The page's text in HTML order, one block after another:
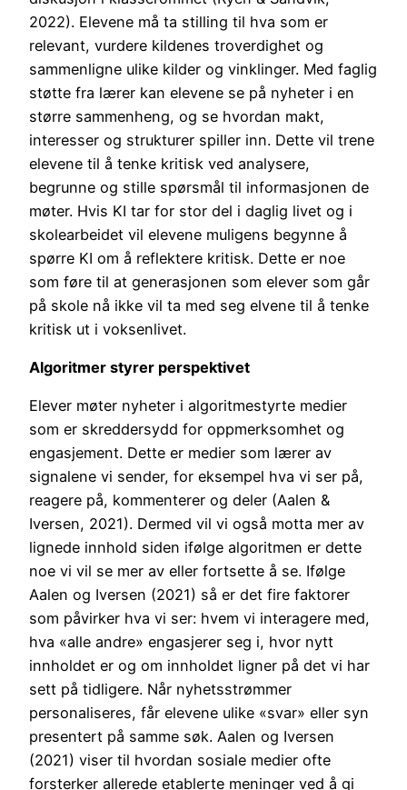
2022). Elevene må ta stilling til hva som er
relevant, vurdere kildenes troverdighet og
sammenligne ulike kilder og vinklinger. Med faglig
støtte fra lærer kan elevene se på nyheter i en
større sammenheng, og se hvordan makt,
interesser og strukturer spiller inn. Dette vil trene
elevene til å tenke kritisk ved analysere,
begrunne og stille spørsmål til informasjonen de
møter. Hvis KI tar for stor del i daglig livet og i
skolearbeidet vil elevene muligens begynne å
spørre KI om å reflektere kritisk. Dette er noe
som føre til at generasjonen som elever som går
på skole nå ikke vil ta med seg elvene til å tenke
kritisk ut i voksenlivet.
Algoritmer styrer perspektivet
Elever møter nyheter i algoritmestyrte medier
som er skreddersydd for oppmerksomhet og
engasjement. Dette er medier som lærer av
signalene vi sender, for eksempel hva vi ser på,
reagere på, kommenterer og deler (Aalen &
Iversen, 2021). Dermed vil vi også motta mer av
lignede innhold siden ifølge algoritmen er dette
noe vi vil se mer av eller fortsette å se. Ifølge
Aalen og Iversen (2021) så er det fire faktorer
som påvirker hva vi ser: hvem vi interagere med,
hva «alle andre» engasjerer seg i, hvor nytt
innholdet er og om innholdet ligner på det vi har
sett på tidligere. Når nyhetsstrømmer
personaliseres, får elevene ulike «svar» eller syn
presentert på samme søk. Aalen og Iversen
(2021) viser til hvordan sosiale medier ofte
forsterker allerede etablerte meninger ved å gi